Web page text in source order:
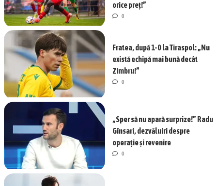
orice preț!”
0
Fratea, după 1-0 la Tiraspol: „Nu
există echipă mai bună decât
Zimbru!”
0
„Sper să nu apară surprize!” Radu
Gînsari, dezvăluiri despre
operație și revenire
0